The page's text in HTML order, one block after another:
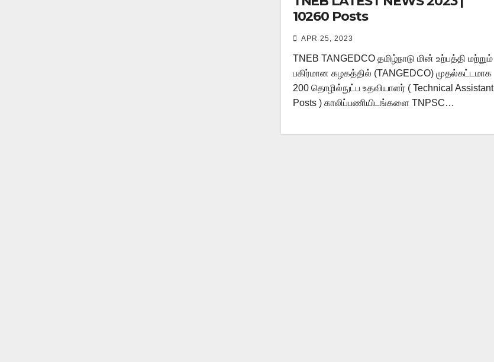
10260 Posts
APR 25, 2023
TNEB TANGEDCO தமிழ்நாடு மின் உற்பத்தி மற்றும்
பகிர்மான கழகத்தில் (TANGEDCO) முதல்கட்டமாக
200 தொழில்நுட்ப உதவியாளர் ( Technical Assistant
Posts ) காலிப்பணியிடங்களை TNPSC…